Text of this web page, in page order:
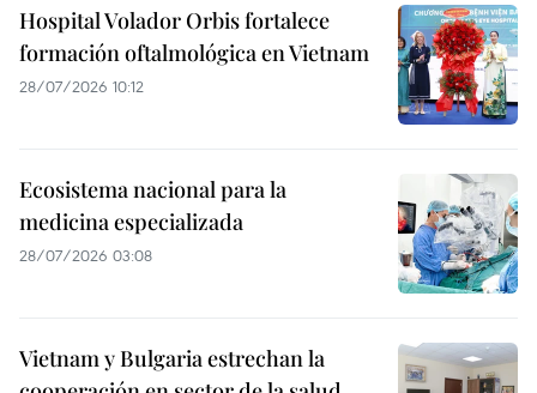
Hospital Volador Orbis fortalece
formación oftalmológica en Vietnam
28/07/2026 10:12
Ecosistema nacional para la
medicina especializada
28/07/2026 03:08
Vietnam y Bulgaria estrechan la